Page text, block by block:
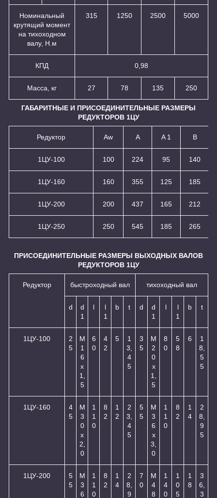
Номинальный
крутящий момент
на тихоходном
валу, Н.м
315 1250 2500 5000
КПД 0,98
Масса, кг 27 78 135 250
ГАБАРИТНЫЕ И ПРИСОЕДИНИТЕЛЬНЫЕ РАЗМЕРЫ
РЕДУКТОРОВ 1ЦУ
Редуктор Aw A A 1 B
1ЦУ-100 100 224 95 140
1ЦУ-160 160 355 125 185
1ЦУ-200 200 437 165 212
1ЦУ-250 250 545 185 265
ПРИСОЕДИНИТЕЛЬНЫЕ РАЗМЕРЫ ВЫХОДНЫХ ВАЛОВ
РЕДУКТОРОВ 1ЦУ
Редуктор быстроходный вал тихоходный вал
d
d
1
l
l
1
b t d
d
1
l
l
1
b t
1ЦУ-100
2
5
М
1
6
х
1,
5
6
0
4
2
5
1
3,
4
5
3
5
М
2
0
х
1,
5
8
0
5
8
6
1
8,
5
5
1ЦУ-160
4
5
М
3
0
х
2,
0
1
1
0
8
2
1
2
2
3,
4
5
5
5
М
3
6
х
3,
0
1
1
0
8
2
1
4
2
8,
9
5
1ЦУ-200
5
5
М
3
6
1
1
0
8
2
1
4
2
8,
9
7
0
М
4
8
1
4
0
1
0
5
1
8
3
6,
3